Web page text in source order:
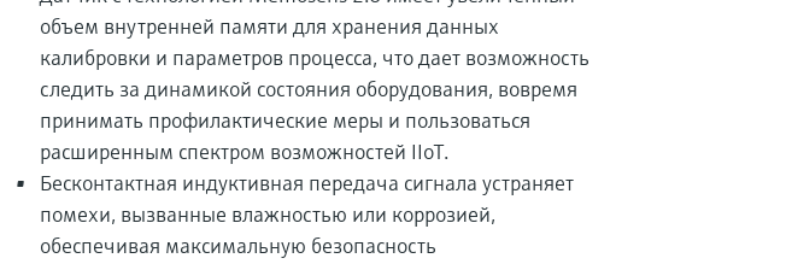
объем внутренней памяти для хранения данных
калибровки и параметров процесса, что дает возможность
следить за динамикой состояния оборудования, вовремя
принимать профилактические меры и пользоваться
расширенным спектром возможностей IIoT.
Бесконтактная индуктивная передача сигнала устраняет
помехи, вызванные влажностью или коррозией,
обеспечивая максимальную безопасность